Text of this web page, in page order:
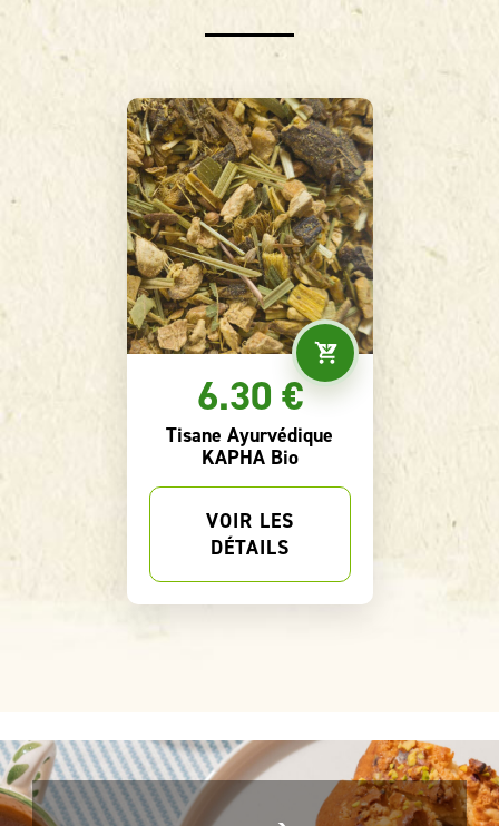
9.30 €
Rooibos Bio Songe de
Noël
VOIR LES
DÉTAILS